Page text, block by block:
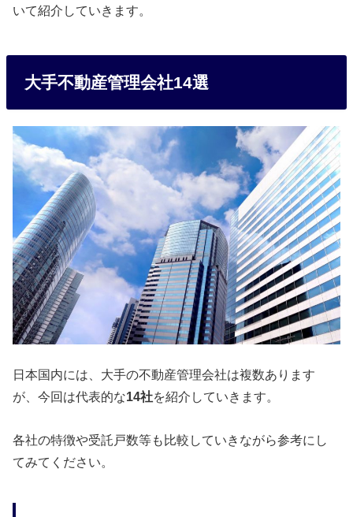
いて紹介していきます。
大手不動産管理会社14選
日本国内には、大手の不動産管理会社は複数あります
が、今回は代表的な14社を紹介していきます。
各社の特徴や受託戸数等も比較していきながら参考にし
てみてください。